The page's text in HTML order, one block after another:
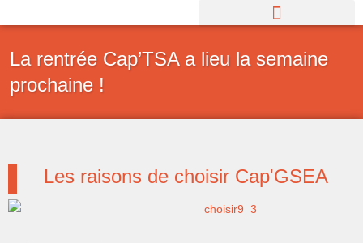
au
contenu
La rentrée Cap’TSA a lieu la semaine
prochaine !
Les raisons de choisir Cap'GSEA